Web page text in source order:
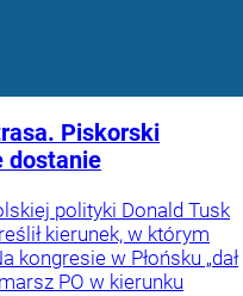
Piskorski
dostanie
polityki Donald Tusk
kierunek, w którym
w Płońsku „dał
PO w kierunku